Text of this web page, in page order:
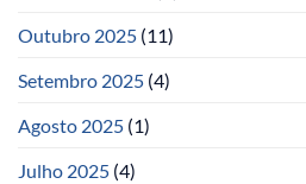
Outubro 2025 (11)
Setembro 2025 (4)
Agosto 2025 (1)
Julho 2025 (4)